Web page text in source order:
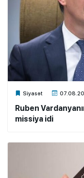
Siyasət
Xalq.Online
Ruben
missiya idi